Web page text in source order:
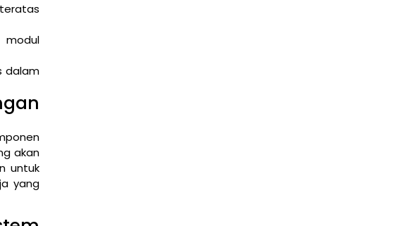
modul
dalam
akan
untuk
yang